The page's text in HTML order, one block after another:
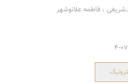
، فاطمه علانوشهر